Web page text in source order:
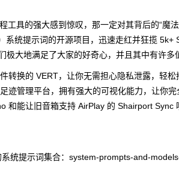
工具的强大感到惊叹，那一定对其背后的“魔
系统提示词的开源项目，迅速走红并狂揽
极大地满足了大家的好奇心，并且其中有许多
转换的 VERT，让你无需担心隐私泄露，轻
迹管理平台，拥有强大的可视化能力，让你
和能让旧音箱支持 AirPlay 的 Shairport Sync
系统提示词集合：system-prompts-and-